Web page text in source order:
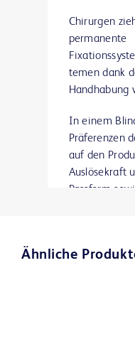
Chirurgen
permanente
temen dank
Handhabung
In einem
Präferenzen
auf den
Auslösekraft
Passform
Produkt eines
Ähnliche